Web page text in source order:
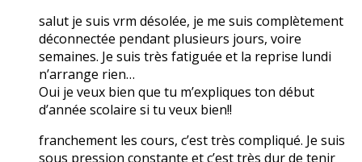
salut je suis vrm désolée, je me suis complètement
déconnectée pendant plusieurs jours, voire
semaines. Je suis très fatiguée et la reprise lundi
n’arrange rien…
Oui je veux bien que tu m’expliques ton début
d’année scolaire si tu veux bien!!
franchement les cours, c’est très compliqué. Je suis
sous pression constante et c’est très dur de tenir